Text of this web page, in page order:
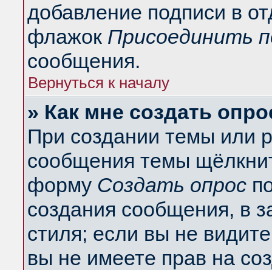
добавление подписи в
флажок Присоединить
сообщения.
Вернуться к началу
» Как мне создать
При создании темы или
сообщения темы
форму Создать опрос
создания сообщения, в
стиля; если вы не
вы не имеете прав на